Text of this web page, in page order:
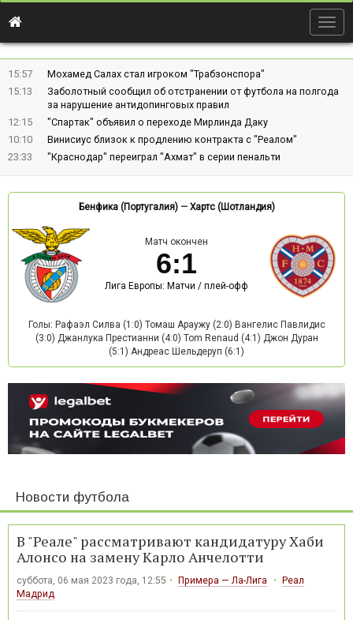
15:57
Мохамед Салах стал игроком "Трабзонспора"
15:13
Заболотный сообщил об отстранении от футбола на полгода
за нарушение антидопинговых правил
12:15
"Спартак" объявил о переходе Мирлинда Даку
10:10
Винисиус близок к продлению контракта с "Реалом"
23:33
"Краснодар" переиграл "Ахмат" в серии пенальти
Бенфика (Португалия)— Хартс (Шотландия)
Матч окончен
6:1
Лига Европы: Матчи / плей-офф
Голы: Рафаэл Силва (1:0) Томаш Араужу (2:0) Вангелис Павлидис
(3:0) Джанлука Престианни (4:0) Tom Renaud (4:1) Джон Дуран
(5:1) Андреас Шельдеруп (6:1)
Новости футбола
В "Реале" рассматривают кандидатуру Хаби
Алонсо на замену Карло Анчелотти
суббота, 06 мая 2023 года, 12:55 Примера — Ла-Лига
Реал
Мадрид